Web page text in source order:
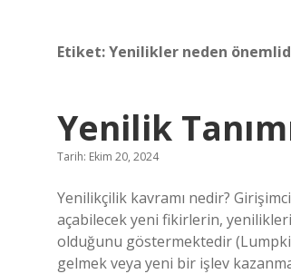
Etiket:Yenilikler neden
Yenilik
Tarih: Ekim 20, 2024
Yenilikçilik kavramı nedir?
açabilecek yeni fikirlerin,
olduğunu göstermektedir
gelmek veya yeni bir işlev